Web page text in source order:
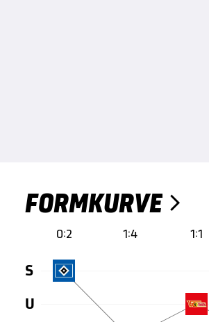
FORMKURVE 
0:2 1:4 1:1
S
U